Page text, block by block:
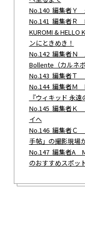
No.140 編集者Ｙ
No.141 編集者Ｒ
KUROMI & HELLO
ンにときめき！
No.142 編集者Ｎ
Bollente（カルネ
No.143 編集者Ｔ
No.144 編集者Ｍ
『ウィキッド 永
No.145 編集者Ｋ
イへ
No.146 編集者Ｃ
手帖」の撮影現場
No.147 編集者A
のおすすめスポッ